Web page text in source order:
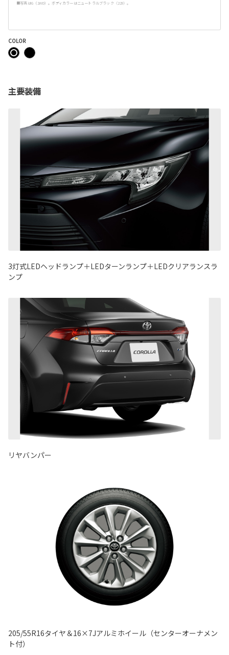
■写真はG（2WD）。ボディカラーはニュートラルブラック〈229〉。
COLOR
主要装備
3灯式LEDヘッドランプ＋LEDターンランプ＋LEDクリアランスラ
ンプ
リヤバンパー
205/55R16タイヤ＆16×7Jアルミホイール（センターオーナメン
ト付）